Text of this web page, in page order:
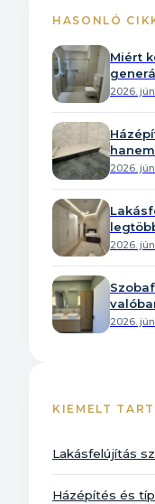
HASONLÓ
Miért
2026.
2026.
2026.
2026.
KIEMELT
Lakásfelújítás
Házépítés és